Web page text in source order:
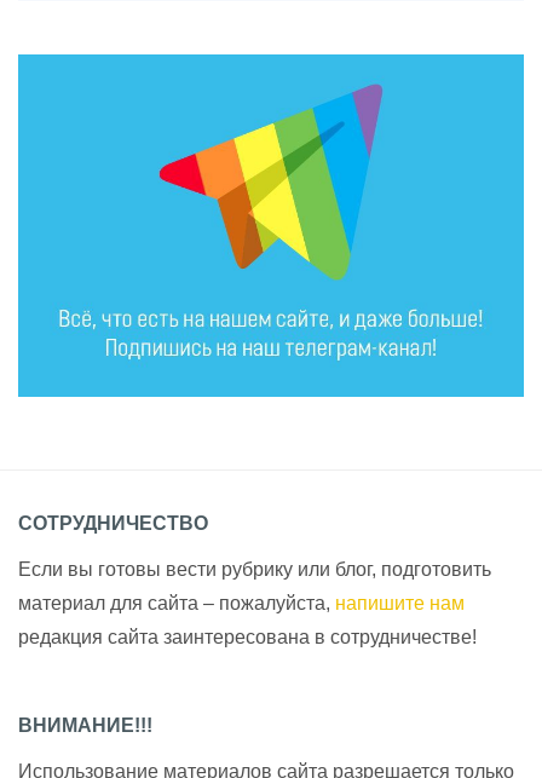
СОТРУДНИЧЕСТВО
Если вы готовы вести рубрику или блог, подготовить
материал для сайта – пожалуйста, напишите нам
редакция сайта заинтересована в сотрудничестве!
ВНИМАНИЕ!!!
Использование материалов сайта разрешается только